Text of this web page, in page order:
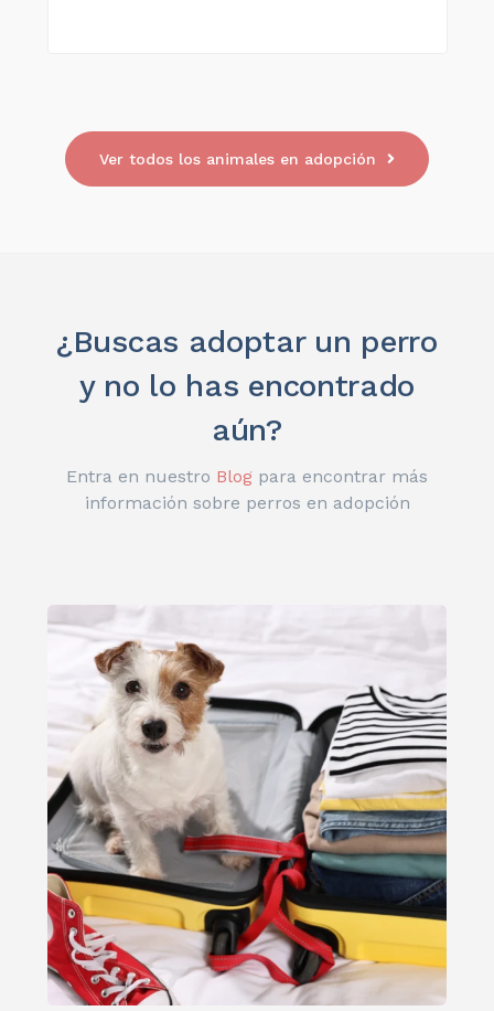
Ver todos los animales en adopción
¿Buscas adoptar un perro
y no lo has encontrado
aún?
Entra en nuestro Blog para encontrar más
información sobre perros en adopción